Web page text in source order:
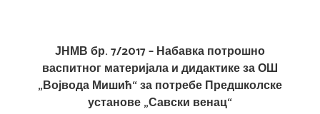
ЈНМВ бр. 7/2017 – Набавка потрошно
васпитног материјала и дидактике за ОШ
„Војвода Мишић“ за потребе Предшколске
установе „Савски венац“